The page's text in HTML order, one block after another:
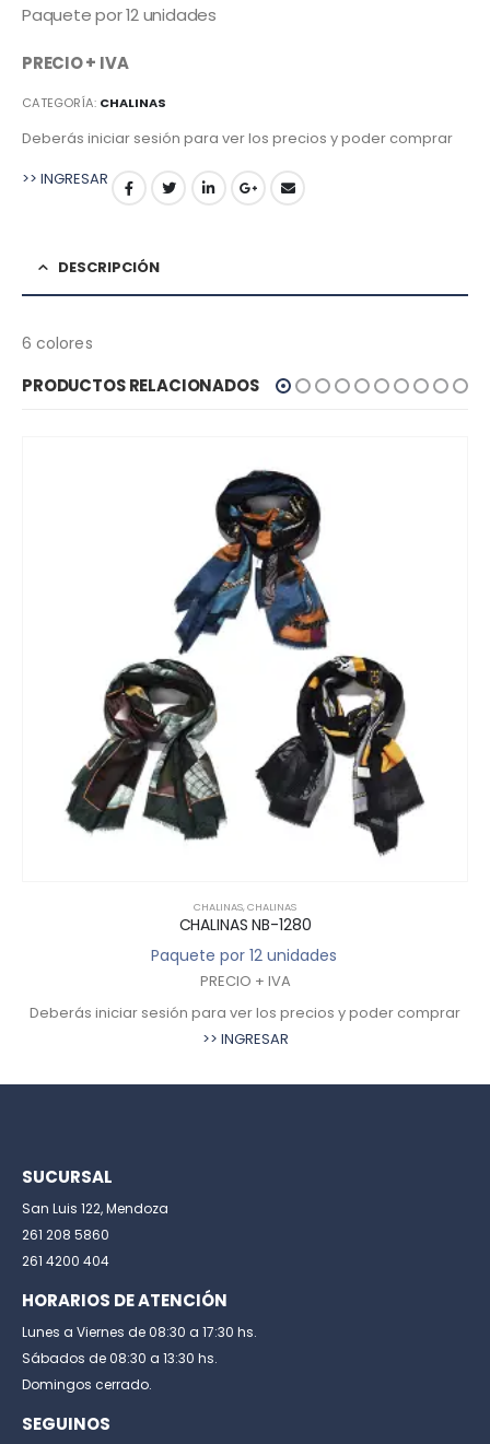
Paquete por 12 unidades
PRECIO + IVA
CATEGORÍA: CHALINAS
Deberás iniciar sesión para ver los precios y poder comprar
>> INGRESAR
DESCRIPCIÓN
6 colores
PRODUCTOS RELACIONADOS
comprar
CHALINAS NB-018
Paquete por 12 unidades
PRECIO + IVA
Deberás iniciar sesión para ver los precios y poder
>> INGRESAR
SUCURSAL
San Luis 122, Mendoza
261 208 5860
261 4200 404
HORARIOS DE ATENCIÓN
Lunes a Viernes de 08:30 a 17:30 hs.
Sábados de 08:30 a 13:30 hs.
Domingos cerrado.
SEGUINOS